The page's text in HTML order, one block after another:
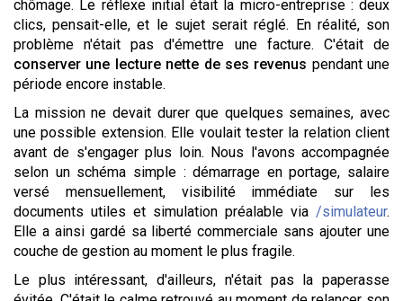
chômage. Le réflexe initial était la micro-entreprise : deux
clics, pensait-elle, et le sujet serait réglé. En réalité, son
problème n'était pas d'émettre une facture. C'était de
conserver une lecture nette de ses revenus pendant une
période encore instable.
La mission ne devait durer que quelques semaines, avec
une possible extension. Elle voulait tester la relation client
avant de s'engager plus loin. Nous l'avons accompagnée
selon un schéma simple : démarrage en portage, salaire
versé mensuellement, visibilité immédiate sur les
documents utiles et simulation préalable via /simulateur.
Elle a ainsi gardé sa liberté commerciale sans ajouter une
couche de gestion au moment le plus fragile.
Le plus intéressant, d'ailleurs, n'était pas la paperasse